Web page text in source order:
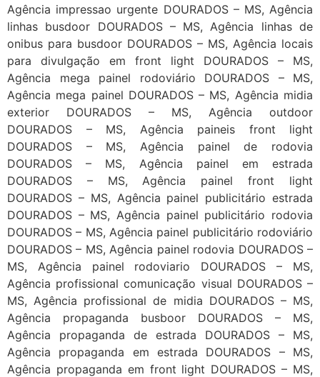
Agência impressao urgente DOURADOS – MS, Agência
linhas busdoor DOURADOS – MS, Agência linhas de
onibus para busdoor DOURADOS – MS, Agência locais
para divulgação em front light DOURADOS – MS,
Agência mega painel rodoviário DOURADOS – MS,
Agência mega painel DOURADOS – MS, Agência midia
exterior DOURADOS – MS, Agência outdoor
DOURADOS – MS, Agência paineis front light
DOURADOS – MS, Agência painel de rodovia
DOURADOS – MS, Agência painel em estrada
DOURADOS – MS, Agência painel front light
DOURADOS – MS, Agência painel publicitário estrada
DOURADOS – MS, Agência painel publicitário rodovia
DOURADOS – MS, Agência painel publicitário rodoviário
DOURADOS – MS, Agência painel rodovia DOURADOS –
MS, Agência painel rodoviario DOURADOS – MS,
Agência profissional comunicação visual DOURADOS –
MS, Agência profissional de midia DOURADOS – MS,
Agência propaganda busboor DOURADOS – MS,
Agência propaganda de estrada DOURADOS – MS,
Agência propaganda em estrada DOURADOS – MS,
Agência propaganda em front light DOURADOS – MS,